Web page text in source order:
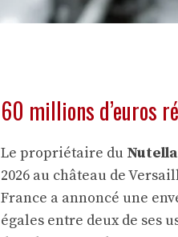
60 millions d’euros
Le propriétaire du Nutella
2026 au château de
France a annoncé une
égales entre deux de ses